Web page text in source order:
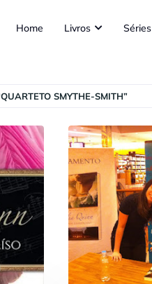
Home Livros Séries
QUARTETO SMYTHE-SMITH